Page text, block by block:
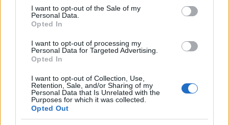
consent section.
I want to opt-out of the Sale of my
Personal Data.
Opted In
I want to opt-out of processing my
Personal Data for Targeted Advertising.
Opted In
I want to opt-out of Collection, Use,
Retention, Sale, and/or Sharing of my
Personal Data that Is Unrelated with the
Purposes for which it was collected.
Opted Out
reményeim szerint könnyes dráma is. A legfőbb cél,
hogy szívet melengető mese legyen egy kicsit
közepette".
Az Anyám és más futóbolondok a családból
operatőreGózon Francisco, akivel most először
dolgozik együtt Fekete Ibolya. "Gyönyörű képekkel
segíti ezt a mesét, amelyben a századelő varázslatos